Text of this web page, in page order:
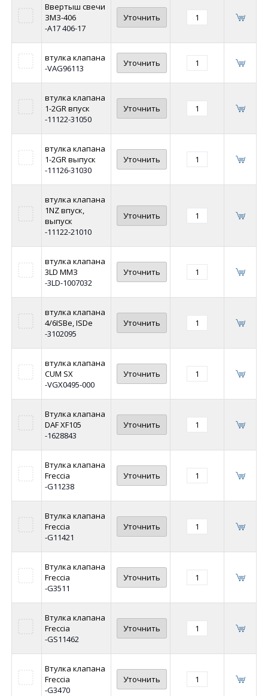
Ввертыш свечи
ЗМЗ-406
-А17 406-17
Уточнить
втулка клапана
-VAG96113
Уточнить
втулка клапана
1-2GR впуск
-11122-31050
Уточнить
втулка клапана
1-2GR выпуск
-11126-31030
Уточнить
втулка клапана
1NZ впуск,
выпуск
-11122-21010
Уточнить
втулка клапана
3LD ММЗ
-3LD-1007032
Уточнить
втулка клапана
4/6ISBe, ISDe
-3102095
Уточнить
втулка клапана
CUM SX
-VGX0495-000
Уточнить
Втулка клапана
DAF XF105
-1628843
Уточнить
Втулка клапана
Freccia
-G11238
Уточнить
Втулка клапана
Freccia
-G11421
Уточнить
Втулка клапана
Freccia
-G3511
Уточнить
Втулка клапана
Freccia
-GS11462
Уточнить
Втулка клапана
Freccia
-G3470
Уточнить